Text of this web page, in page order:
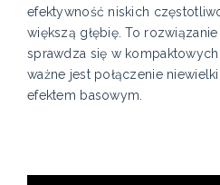
efektywność niskich
większą głębię. To
sprawdza się w
ważne jest połączenie
efektem basowym.